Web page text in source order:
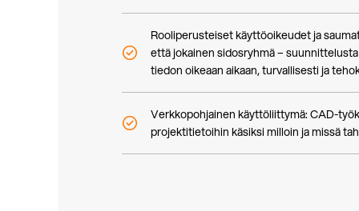
Rooliperusteiset käyttöoikeudet ja
että jokainen sidosryhmä –
tiedon oikeaan aikaan, turvallisesti ja
Verkkopohjainen käyttöliittymä: CAD-
projektitietoihin käsiksi milloin ja missä